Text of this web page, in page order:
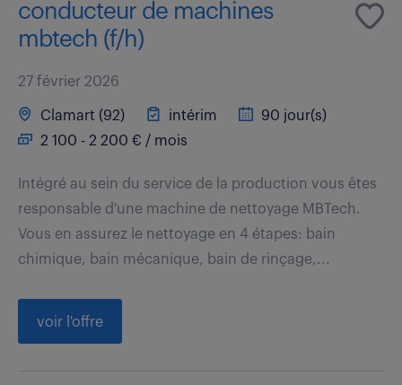
conducteur de machines
mbtech (f/h)
27 février 2026
Clamart (92) intérim
90 jour(s)
2 100 - 2 200 € / mois
Intégré au sein du service de la production vous êtes
responsable d'une machine de nettoyage MBTech.
Vous en assurez le nettoyage en 4 étapes: bain
chimique, bain mécanique, bain de rinçage,...
voir l'offre